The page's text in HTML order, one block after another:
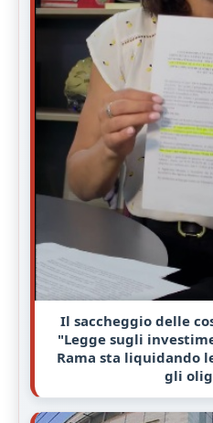
Il saccheggio delle
"Legge sugli
Rama sta liquidando
gli